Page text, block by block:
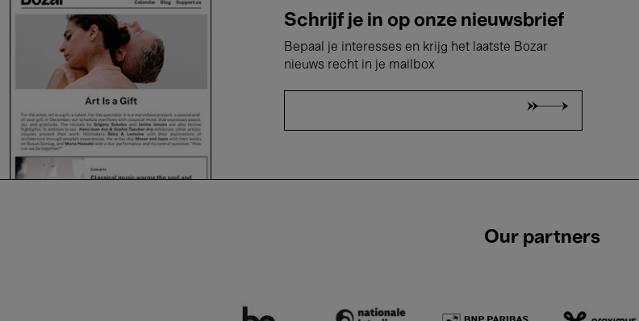
Schrijf je in op onze nieuwsbrief
Bepaal je interesses en krijg het laatste Bozar
nieuws recht in je mailbox
Our partners